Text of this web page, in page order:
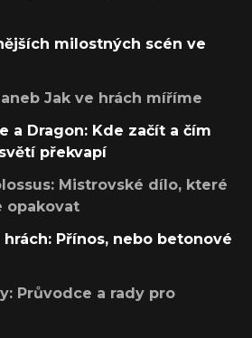
milostných scén ve
Jak ve hrách míříme
a Dragon: Kde začít a čím
překvapí
Mistrovské dílo, které
opakovat
Přínos, nebo betonové
Průvodce a rady pro